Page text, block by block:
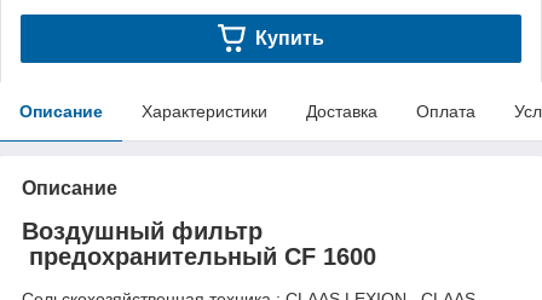
Купить
Описание Характеристики Доставка Оплата
Описание
Воздушный фильтр
предохранительный CF 1600